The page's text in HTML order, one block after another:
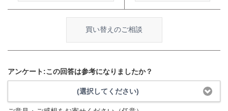
買い替えのご相談
アンケート:この回答は参考になりましたか？
(選択してください)